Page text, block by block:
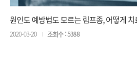
원인도 예방법도 모르는 림프종, 어떻게
2020-03-20 조회수 : 5388